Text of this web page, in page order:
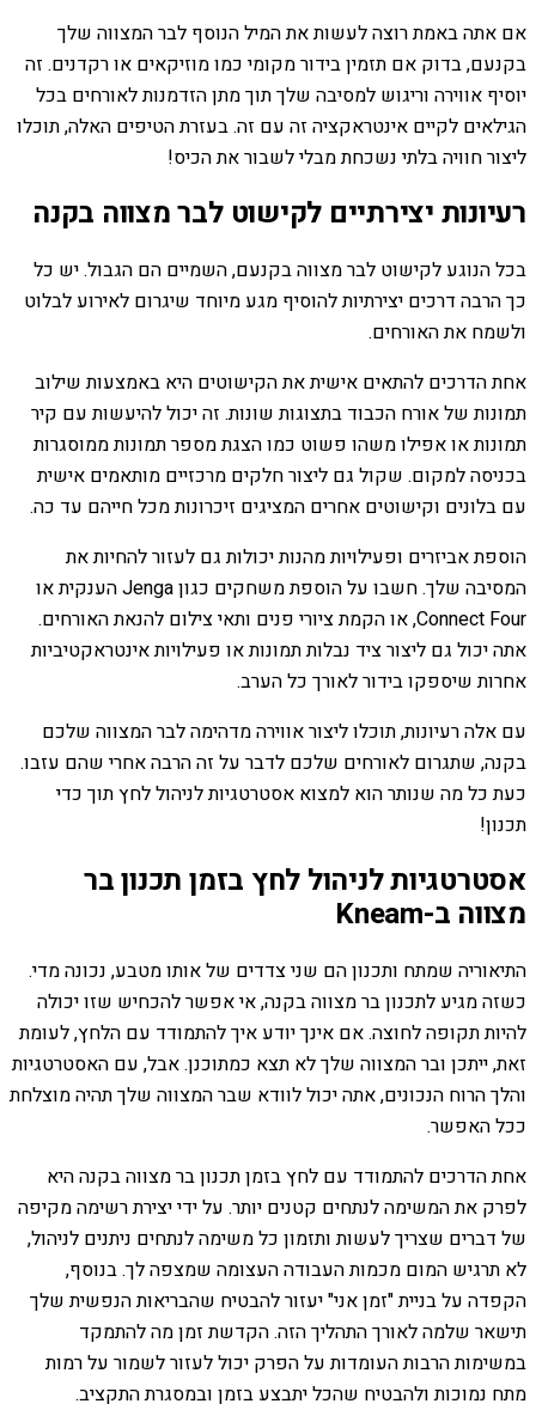
אם אתה באמת רוצה לעשות את המיל הנוסף לבר המצווה שלך
בקנעם, בדוק אם תזמין בידור מקומי כמו מוזיקאים או רקדנים. זה
יוסיף אווירה וריגוש למסיבה שלך תוך מתן הזדמנות לאורחים בכל
הגילאים לקיים אינטראקציה זה עם זה. בעזרת הטיפים האלה, תוכלו
ליצור חוויה בלתי נשכחת מבלי לשבור את הכיס!
רעיונות יצירתיים לקישוט לבר מצווה בקנה
בכל הנוגע לקישוט לבר מצווה בקנעם, השמיים הם הגבול. יש כל
כך הרבה דרכים יצירתיות להוסיף מגע מיוחד שיגרום לאירוע לבלוט
ולשמח את האורחים.
אחת הדרכים להתאים אישית את הקישוטים היא באמצעות שילוב
תמונות של אורח הכבוד בתצוגות שונות. זה יכול להיעשות עם קיר
תמונות או אפילו משהו פשוט כמו הצגת מספר תמונות ממוסגרות
בכניסה למקום. שקול גם ליצור חלקים מרכזיים מותאמים אישית
עם בלונים וקישוטים אחרים המציגים זיכרונות מכל חייהם עד כה.
הוספת אביזרים ופעילויות מהנות יכולות גם לעזור להחיות את
המסיבה שלך. חשבו על הוספת משחקים כגון Jenga הענקית או
Connect Four, או הקמת ציורי פנים ותאי צילום להנאת האורחים.
אתה יכול גם ליצור ציד נבלות תמונות או פעילויות אינטראקטיביות
אחרות שיספקו בידור לאורך כל הערב.
עם אלה רעיונות, תוכלו ליצור אווירה מדהימה לבר המצווה שלכם
בקנה, שתגרום לאורחים שלכם לדבר על זה הרבה אחרי שהם עזבו.
כעת כל מה שנותר הוא למצוא אסטרטגיות לניהול לחץ תוך כדי
תכנון!
אסטרטגיות לניהול לחץ בזמן תכנון בר
מצווה ב-Kneam
התיאוריה שמתח ותכנון הם שני צדדים של אותו מטבע, נכונה מדי.
כשזה מגיע לתכנון בר מצווה בקנה, אי אפשר להכחיש שזו יכולה
להיות תקופה לחוצה. אם אינך יודע איך להתמודד עם הלחץ, לעומת
זאת, ייתכן ובר המצווה שלך לא תצא כמתוכנן. אבל, עם האסטרטגיות
והלך הרוח הנכונים, אתה יכול לוודא שבר המצווה שלך תהיה מוצלחת
ככל האפשר.
אחת הדרכים להתמודד עם לחץ בזמן תכנון בר מצווה בקנה היא
לפרק את המשימה לנתחים קטנים יותר. על ידי יצירת רשימה מקיפה
של דברים שצריך לעשות ותזמון כל משימה לנתחים ניתנים לניהול,
לא תרגיש המום מכמות העבודה העצומה שמצפה לך. בנוסף,
הקפדה על בניית "זמן אני" יעזור להבטיח שהבריאות הנפשית שלך
תישאר שלמה לאורך התהליך הזה. הקדשת זמן מה להתמקד
במשימות הרבות העומדות על הפרק יכול לעזור לשמור על רמות
מתח נמוכות ולהבטיח שהכל יתבצע בזמן ובמסגרת התקציב.